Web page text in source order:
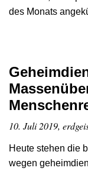
des Monats
10. Juli 2019,
Heute stehen die
wegen